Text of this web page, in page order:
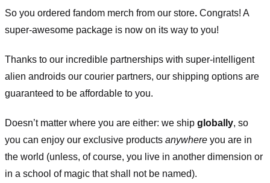
So you ordered fandom merch from our store. Congrats! A
super-awesome package is now on its way to you!
Thanks to our incredible partnerships with super-intelligent
alien androids our courier partners, our shipping options are
guaranteed to be affordable to you.
Doesn’t matter where you are either: we ship globally, so
you can enjoy our exclusive products anywhere you are in
the world (unless, of course, you live in another dimension or
in a school of magic that shall not be named).